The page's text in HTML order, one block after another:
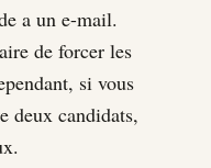
a un e-mail.
de forcer les
si vous
deux candidats,